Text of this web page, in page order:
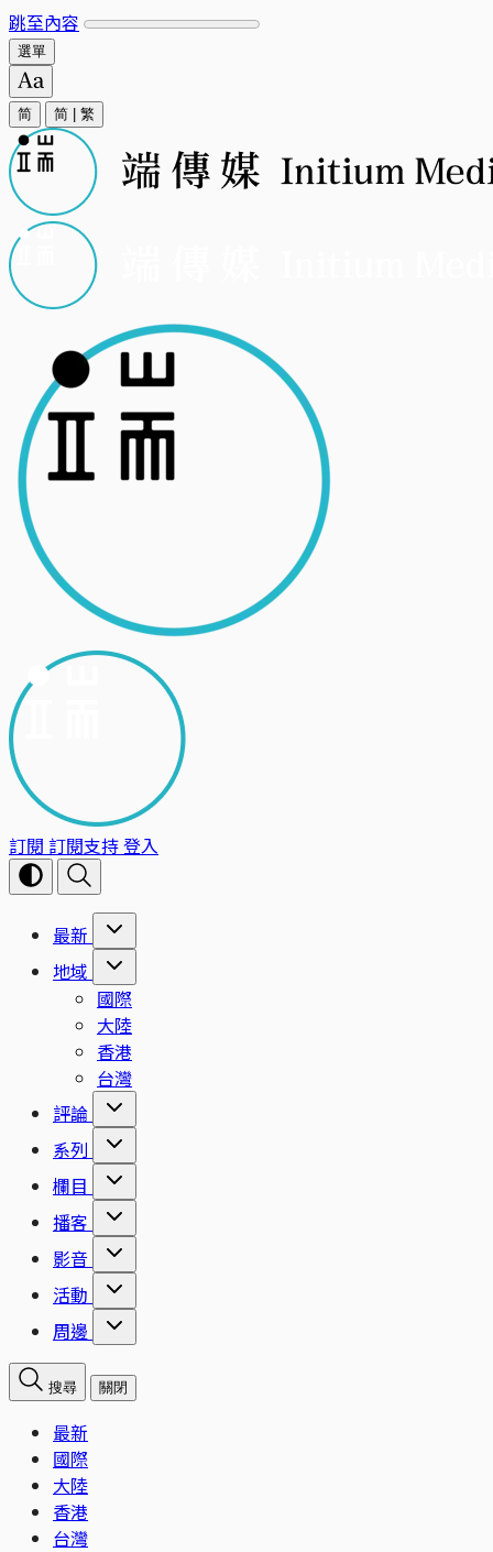
跳至內容
選單
简 简 繁
訂閱 訂閱支持登入
最新
地域
國際
大陸
香港
台灣
評論
系列
欄目
播客
影音
活動
周邊
搜尋 關閉
最新
國際
大陸
香港
台灣